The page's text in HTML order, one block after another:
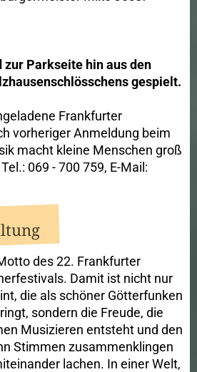
zur Parkseite hin aus den
gespielt.
Frankfurter
vorheriger Anmeldung beim
macht kleine Menschen groß
069 - 700 759, E-Mail:
des 22. Frankfurter
Damit ist nicht nur
die als schöner Götterfunken
sondern die Freude, die
Musizieren entsteht und den
Stimmen zusammenklingen
lachen. In einer Welt,